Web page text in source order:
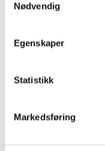
Nødvendig
Egenskaper
Statistikk
Markedsføring
Webbutik
Vi har ett stort utbud av
hög kvalitet från välkända